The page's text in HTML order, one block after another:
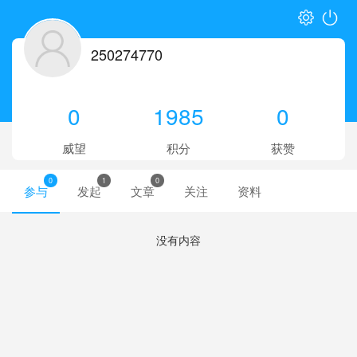
250274770
0
威望
1985
积分
0
获赞
参与
0
发起
1
文章
0
关注 资料
没有内容